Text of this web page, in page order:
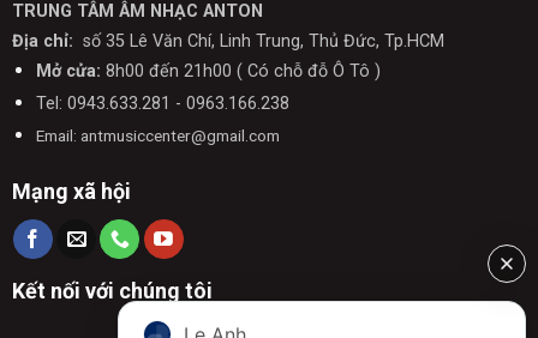
TRUNG TÂM ÂM NHẠC ANTON
Địa chỉ: số 35 Lê Văn Chí, Linh Trung, Thủ Đức, Tp.HCM
Mở cửa: 8h00 đến 21h00 ( Có chỗ đỗ Ô Tô )
Tel: 0943.633.281 - 0963.166.238
Email: antmusiccenter@gmail.com
Mạng xã hội
Kết nối với chúng tôi